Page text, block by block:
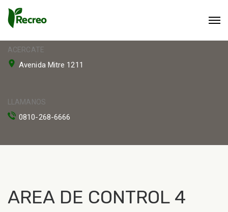
ACERCATE
Avenida Mitre 1211
LLAMANOS
0810-268-6666
AREA DE CONTROL 4